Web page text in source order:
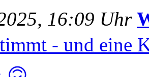
16:09 Uhr
- und eine